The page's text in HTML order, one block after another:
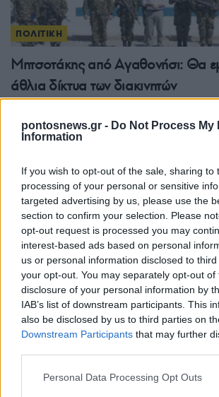
pontosnews.gr - Do Not Process My
Information
If you wish to opt-out of the sale, sharing to
processing of your personal or sensitive
targeted advertising by us, please use the
section to confirm your selection. Please
opt-out request is processed you may
interest-based ads based on personal
us or personal information disclosed to
your opt-out. You may separately opt-out of
disclosure of your personal information by
IAB’s list of downstream participants. This
also be disclosed by us to third parties on
Downstream Participants that may further
Please note that this website/app uses one
Personal Data Processing Opt Outs
ΠΟΛΙΤΙΚΗ
Μητσοτάκης από Αγαθονήσι: Θα
άθλια δίκτυα των διακινητών
ΠΟΛΙΤΙΚΗ
Βουλή: Στην Επιτροπή
– Χαρακτήρισε «ευχή» το «κάνε
28/07/2026 - 9:55μμ